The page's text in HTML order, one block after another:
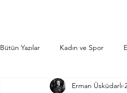
Bütün Yazılar Kadın ve Spor
Spor Söyleşileri Spor
Erman Üsküdarlı